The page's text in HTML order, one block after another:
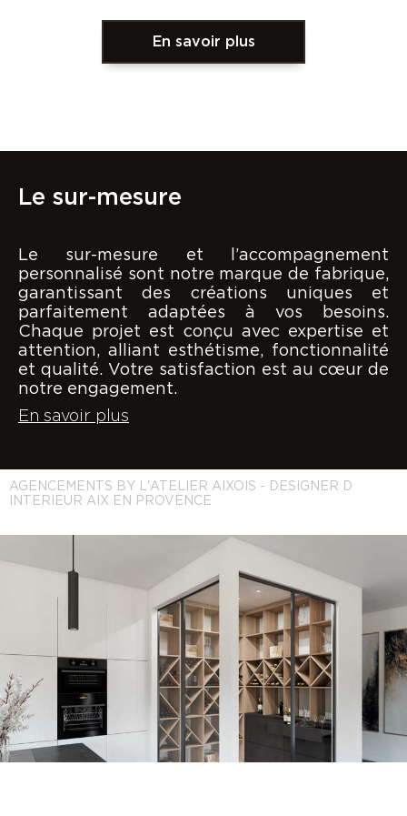
En savoir plus
Le sur-mesure
Le sur-mesure et l’accompagnement
personnalisé sont notre marque de fabrique,
garantissant des créations uniques et
parfaitement adaptées à vos besoins.
Chaque projet est conçu avec expertise et
attention, alliant esthétisme, fonctionnalité
et qualité. Votre satisfaction est au cœur de
notre engagement.
En savoir plus
AGENCEMENTS BY L'ATELIER AIXOIS - DESIGNER D
INTERIEUR AIX EN PROVENCE